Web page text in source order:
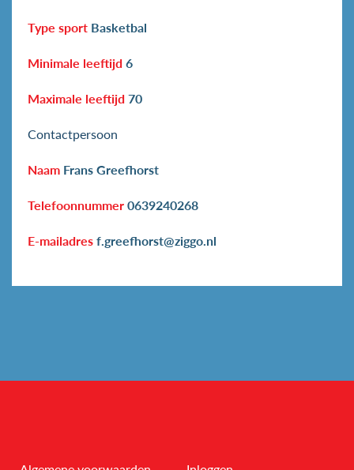
Type sport Basketbal
Minimale leeftijd 6
Maximale leeftijd 70
Contactpersoon
Naam Frans Greefhorst
Telefoonnummer 0639240268
E-mailadres f.greefhorst@ziggo.nl